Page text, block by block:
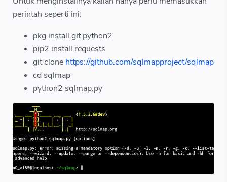
perintah seperti ini:
pkg install git python2
pip2 install requests
git clone https://github.com/sqlmapproject/sqlmap
cd sqlmap
python2 sqlmap.py